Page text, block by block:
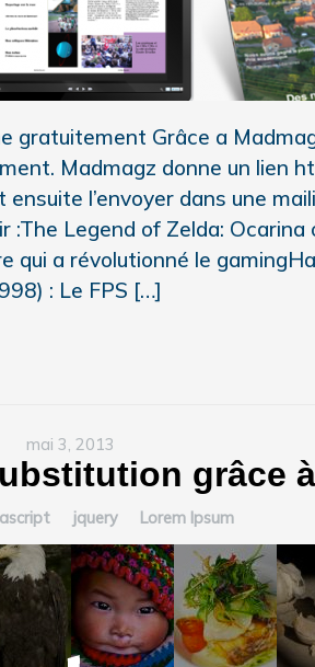
gratuitement Grâce a
Madmagz donne un lien
l’envoyer dans une
:The Legend of Zelda: Ocarina
qui a révolutionné le
: Le FPS […]
mai 3, 2013
grâce
jquery Lorem Ipsum